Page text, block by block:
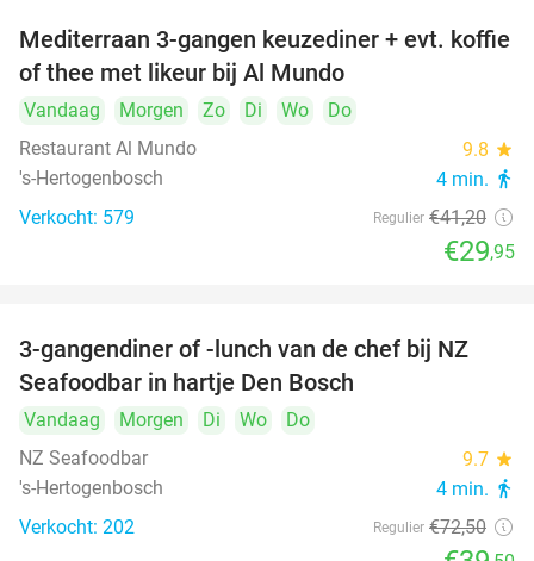
27%
Mediterraan 3-gangen keuzediner + evt. koffie
of thee met likeur bij Al Mundo
Vandaag Morgen Zo Di Wo
Do
Restaurant Al Mundo
9.8 star
's-Hertogenbosch 4 min. directions_walk
Verkocht: 579 Regulier €41,20
€29,95
46%
3-gangendiner of -lunch van de chef bij NZ
Seafoodbar in hartje Den Bosch
Vandaag Morgen Di Wo
Do
NZ Seafoodbar
9.7 star
's-Hertogenbosch 4 min. directions_walk
Verkocht: 202 Regulier €72,50